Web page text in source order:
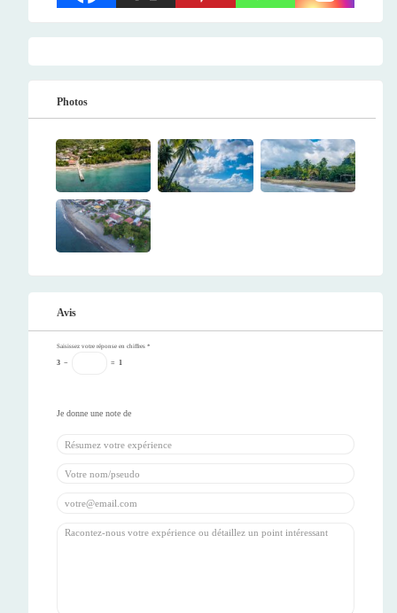
Photos
Avis
Saisissez votre réponse en chiffres *
3 − = 1